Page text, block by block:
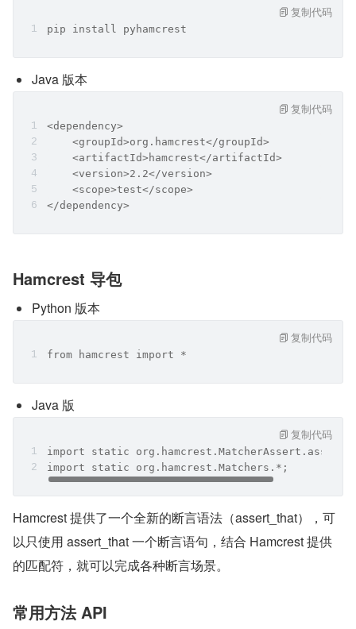
pip install pyhamcrest
复制代码
Java 版本
<dependency>
    <groupId>org.hamcrest</groupId>
    <artifactId>hamcrest</artifactId>
    <version>2.2</version>
    <scope>test</scope>
</dependency>
复制代码
Hamcrest 导包
Python 版本
from hamcrest import *
复制代码
Java 版
import static
import static org.hamcrest.Matchers.*;
复制代码
Hamcrest 提供了一个全新的断言语法（assert_that），可
以只使用 assert_that 一个断言语句，结合 Hamcrest 提供
的匹配符，就可以完成各种断言场景。
常用方法 API